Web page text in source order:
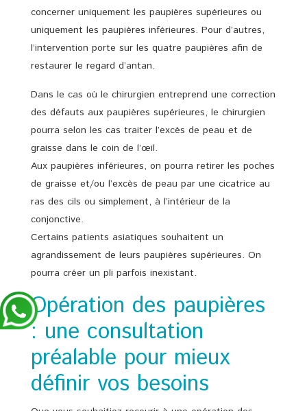
concerner uniquement les paupières supérieures ou
uniquement les paupières inférieures. Pour d’autres,
l’intervention porte sur les quatre paupières afin de
restaurer le regard d’antan.
Dans le cas où le chirurgien entreprend une correction
des défauts aux paupières supérieures, le chirurgien
pourra selon les cas traiter l’excès de peau et de
graisse dans le coin de l’œil.
Aux paupières inférieures, on pourra retirer les poches
de graisse et/ou l’excès de peau par une cicatrice au
ras des cils ou simplement, à l’intérieur de la
conjonctive.
Certains patients asiatiques souhaitent un
agrandissement de leurs paupières supérieures. On
pourra créer un pli parfois inexistant.
Opération des paupières
: une consultation
préalable pour mieux
définir vos besoins